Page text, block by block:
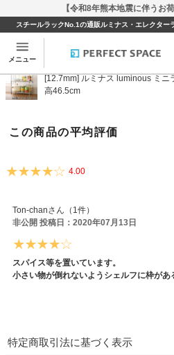
【令和8年熊本地震に伴うお
スチールラックNo.1の通販ルミナス・エレクター
メニュー
[12.7mm] ルミナス
幅20.5×奥行45.5×高
[12.7mm] ルミナス luminous ミ
高46.5cm
この商品の平均評価
4.00
Ton-chanさん（1件）
非公開 投稿日：2020年07月13日
スパイス等を置いています。
小さい物が倒れないようシェルフに枠があ
特定商取引法に基づく表示